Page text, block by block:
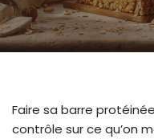
Faire sa barre
contrôle sur ce qu’on